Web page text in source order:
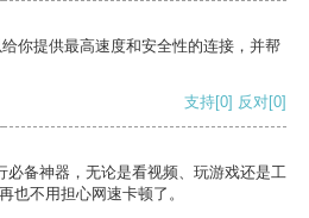
你提供最高速度和安全性的连接，并帮
支持[0] 反对[0]
必备神器，无论是看视频、玩游戏还是工
也不用担心网速卡顿了。